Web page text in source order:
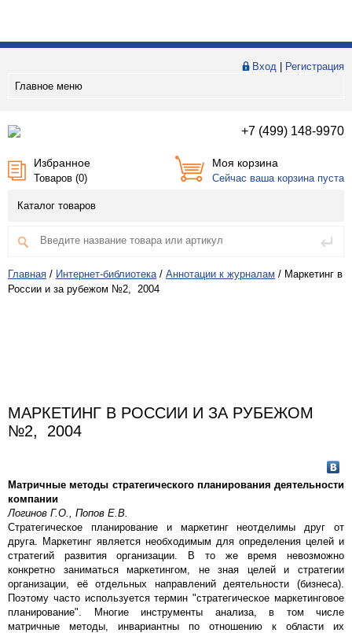
Вход
Регистрация
Главное меню
+7 (499) 148-9970
Избранное
Товаров (0)
Моя корзина
Сейчас ваша корзина пуста
Каталог товаров
Главная / Интернет-библиотека / Аннотации к журналам / Маркетинг в
России и за рубежом №2, 2004
МАРКЕТИНГ В РОССИИ И ЗА РУБЕЖОМ
№2, 2004
Матричные методы стратегического планирования деятельности
компании
Логинов Г.О., Попов Е.В.
Стратегическое планирование и маркетинг неотделимы друг от
друга. Маркетинг является необходимым для определения целей и
стратегий развития организации. В то же время невозможно
конкретно заниматься маркетингом, не зная целей и стратегии
организации, её отдельных направлений деятельности (бизнеса).
Поэтому часто используется термин "стратегическое маркетинговое
планирование". Многие инструменты анализа, в том числе
матричные методы, инвариантны по отношению к области их